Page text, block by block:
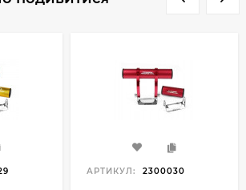
АРТИКУЛ: 2300030